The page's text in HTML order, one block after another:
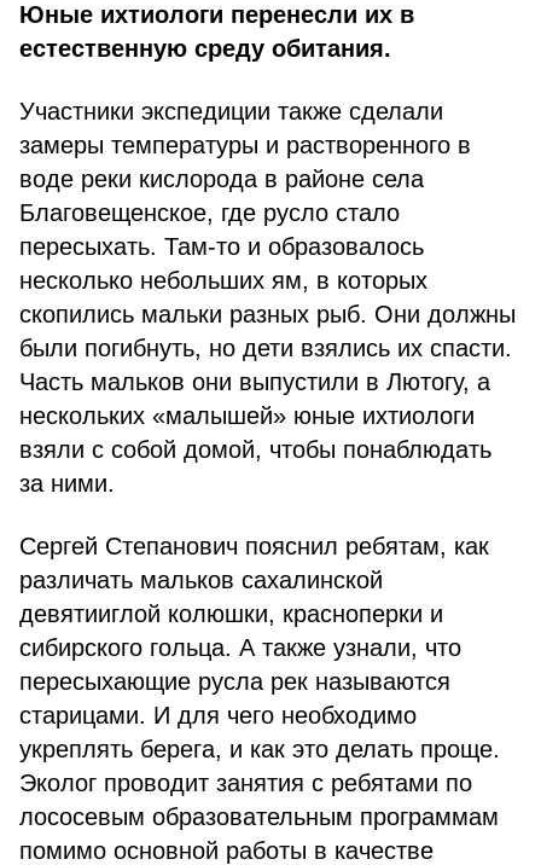
Юные ихтиологи перенесли их в
естественную среду обитания.
Участники экспедиции также сделали
замеры температуры и растворенного в
воде реки кислорода в районе села
Благовещенское, где русло стало
пересыхать. Там-то и образовалось
несколько небольших ям, в которых
скопились мальки разных рыб. Они должны
были погибнуть, но дети взялись их спасти.
Часть мальков они выпустили в Лютогу, а
нескольких «малышей» юные ихтиологи
взяли с собой домой, чтобы понаблюдать
за ними.
Сергей Степанович пояснил ребятам, как
различать мальков сахалинской
девятииглой колюшки, красноперки и
сибирского гольца. А также узнали, что
пересыхающие русла рек называются
старицами. И для чего необходимо
укреплять берега, и как это делать проще.
Эколог проводит занятия с ребятами по
лососевым образовательным программам
помимо основной работы в качестве